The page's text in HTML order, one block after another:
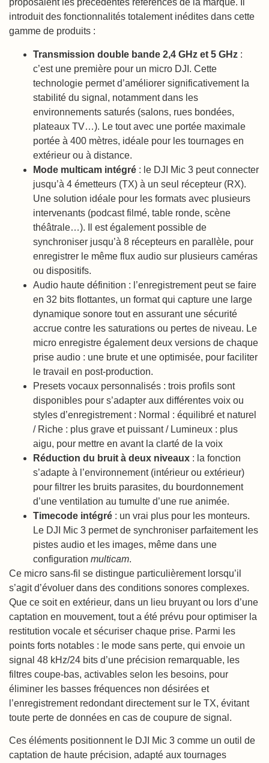
proposaient les précédentes références de la marque. Il
introduit des fonctionnalités totalement inédites dans cette
gamme de produits :
Transmission double bande 2,4 GHz et 5 GHz :
c’est une première pour un micro DJI. Cette
technologie permet d’améliorer significativement la
stabilité du signal, notamment dans les
environnements saturés (salons, rues bondées,
plateaux TV…). Le tout avec une portée maximale
portée à 400 mètres, idéale pour les tournages en
extérieur ou à distance.
Mode multicam intégré : le DJI Mic 3 peut connecter
jusqu’à 4 émetteurs (TX) à un seul récepteur (RX).
Une solution idéale pour les formats avec plusieurs
intervenants (podcast filmé, table ronde, scène
théâtrale…). Il est également possible de
synchroniser jusqu’à 8 récepteurs en parallèle, pour
enregistrer le même flux audio sur plusieurs caméras
ou dispositifs.
Audio haute définition : l’enregistrement peut se faire
en 32 bits flottantes, un format qui capture une large
dynamique sonore tout en assurant une sécurité
accrue contre les saturations ou pertes de niveau. Le
micro enregistre également deux versions de chaque
prise audio : une brute et une optimisée, pour faciliter
le travail en post-production.
Presets vocaux personnalisés : trois profils sont
disponibles pour s’adapter aux différentes voix ou
styles d’enregistrement : Normal : équilibré et naturel
/ Riche : plus grave et puissant / Lumineux : plus
aigu, pour mettre en avant la clarté de la voix
Réduction du bruit à deux niveaux : la fonction
s’adapte à l’environnement (intérieur ou extérieur)
pour filtrer les bruits parasites, du bourdonnement
d’une ventilation au tumulte d’une rue animée.
Timecode intégré : un vrai plus pour les monteurs.
Le DJI Mic 3 permet de synchroniser parfaitement les
pistes audio et les images, même dans une
configuration multicam.
Ce micro sans-fil se distingue particulièrement lorsqu’il
s’agit d’évoluer dans des conditions sonores complexes.
Que ce soit en extérieur, dans un lieu bruyant ou lors d’une
captation en mouvement, tout a été prévu pour optimiser la
restitution vocale et sécuriser chaque prise. Parmi les
points forts notables : le mode sans perte, qui envoie un
signal 48 kHz/24 bits d’une précision remarquable, les
filtres coupe-bas, activables selon les besoins, pour
éliminer les basses fréquences non désirées et
l’enregistrement redondant directement sur le TX, évitant
toute perte de données en cas de coupure de signal.
Ces éléments positionnent le DJI Mic 3 comme un outil de
captation de haute précision, adapté aux tournages